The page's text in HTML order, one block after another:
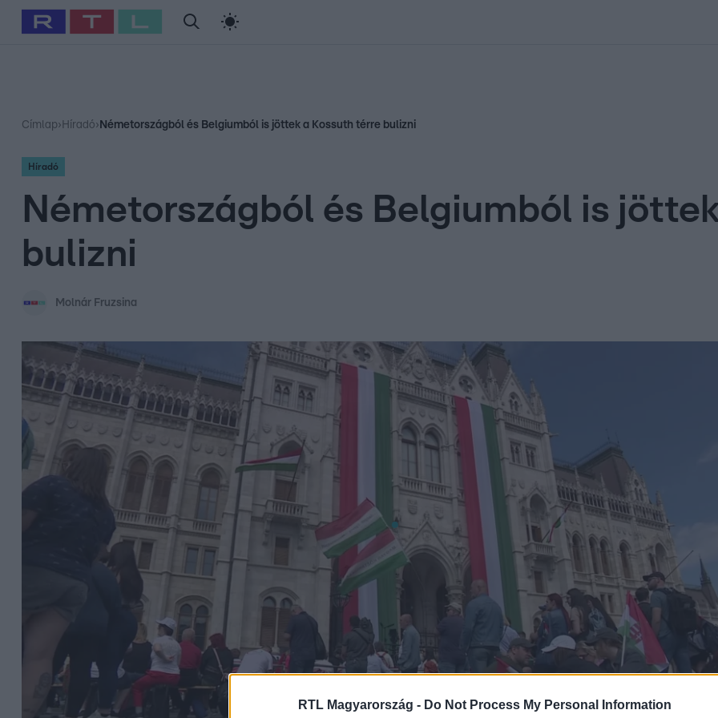
RTL Magyarország - Do Not Process My Personal Information
Babits Marcella Szellő István Most Wanted
Címlap› Híradó› Németországból és Belgiumból is jöttek a Kossuth térre bulizni
Híradó
Németországból és Belgiumból is
bulizni
Molnár Fruzsina